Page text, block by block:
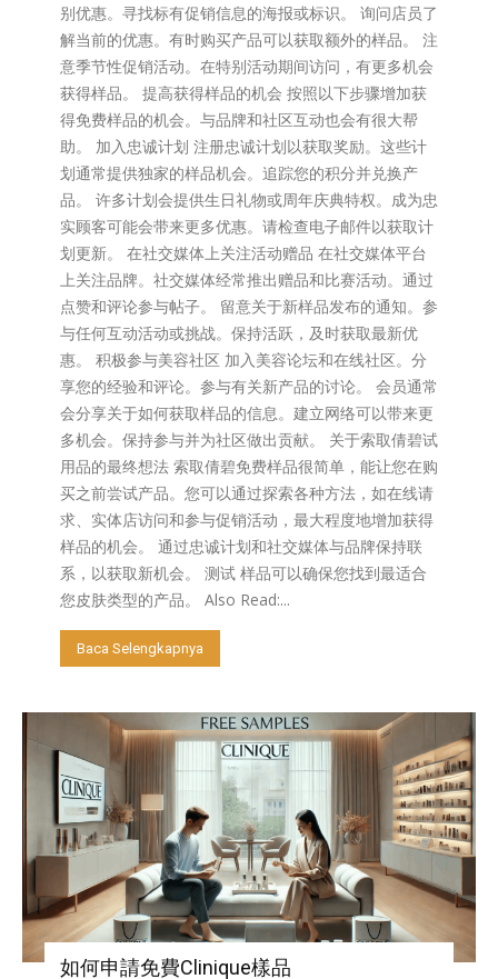
别优惠。寻找标有促销信息的海报或标识。 询问店员了
解当前的优惠。有时购买产品可以获取额外的样品。 注
意季节性促销活动。在特别活动期间访问，有更多机会
获得样品。 提高获得样品的机会 按照以下步骤增加获
得免费样品的机会。与品牌和社区互动也会有很大帮
助。 加入忠诚计划 注册忠诚计划以获取奖励。这些计
划通常提供独家的样品机会。追踪您的积分并兑换产
品。 许多计划会提供生日礼物或周年庆典特权。成为忠
实顾客可能会带来更多优惠。请检查电子邮件以获取计
划更新。 在社交媒体上关注活动赠品 在社交媒体平台
上关注品牌。社交媒体经常推出赠品和比赛活动。通过
点赞和评论参与帖子。 留意关于新样品发布的通知。参
与任何互动活动或挑战。保持活跃，及时获取最新优
惠。 积极参与美容社区 加入美容论坛和在线社区。分
享您的经验和评论。参与有关新产品的讨论。 会员通常
会分享关于如何获取样品的信息。建立网络可以带来更
多机会。保持参与并为社区做出贡献。 关于索取倩碧试
用品的最终想法 索取倩碧免费样品很简单，能让您在购
买之前尝试产品。您可以通过探索各种方法，如在线请
求、实体店访问和参与促销活动，最大程度地增加获得
样品的机会。 通过忠诚计划和社交媒体与品牌保持联
系，以获取新机会。 测试 样品可以确保您找到最适合
您皮肤类型的产品。 Also Read:...
Baca Selengkapnya
如何申請免費Clinique樣品